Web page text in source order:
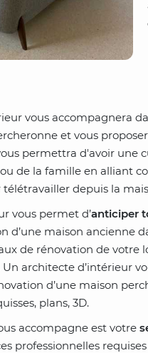
vous accompagnera
et vous
permettra d'avoir une
de la famille en alliant
depuis la
vous permet d’anticiper
d’une maison ancienne
de rénovation de votre
architecte d’intérieur
d’une maison
plans, 3D.
accompagne est votre
professionnelles